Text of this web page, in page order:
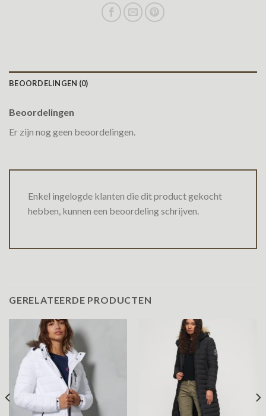
BEOORDELINGEN (0)
Beoordelingen
Er zijn nog geen beoordelingen.
Enkel ingelogde klanten die dit product gekocht
hebben, kunnen een beoordeling schrijven.
GERELATEERDE PRODUCTEN